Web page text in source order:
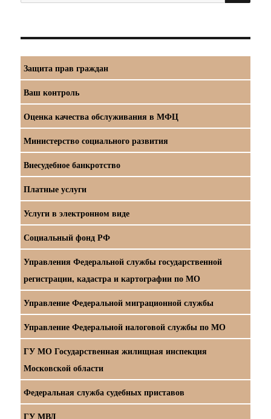
Защита прав граждан
Ваш контроль
Оценка качества обслуживания в МФЦ
Министерство социального развития
Внесудебное банкротство
Платные услуги
Услуги в электронном виде
Социальный фонд РФ
Управления Федеральной службы государственной
регистрации, кадастра и картографии по МО
Управление Федеральной миграционной службы
Управление Федеральной налоговой службы по МО
ГУ МО Государственная жилищная инспекция
Московской области
Федеральная служба судебных приставов
ГУ МВД